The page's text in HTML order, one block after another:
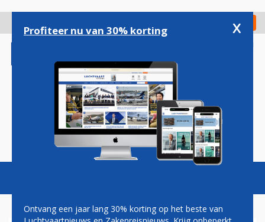
gaan
Check in
Magazine Podcasts Vacatures
Profiteer nu van 30% korting x
Ontvang een jaar lang 30% korting op het beste van